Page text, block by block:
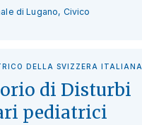
di Lugano, Civico
DELLA SVIZZERA ITALIANA
di Disturbi
pediatrici